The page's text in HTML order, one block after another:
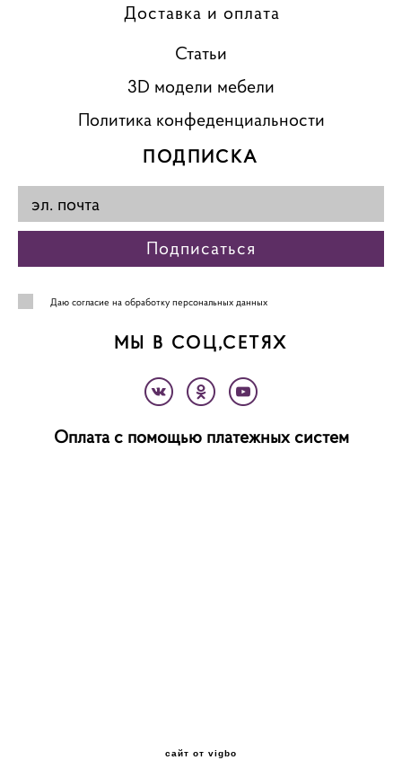
Доставка и оплата
Статьи
3D модели мебели
Политика конфеденциальности
ПОДПИСКА
Подписаться
Даю согласие на обработку персональных данных
МЫ В СОЦ,СЕТЯХ
Оплата с помощью платежных систем
сайт от vigbo